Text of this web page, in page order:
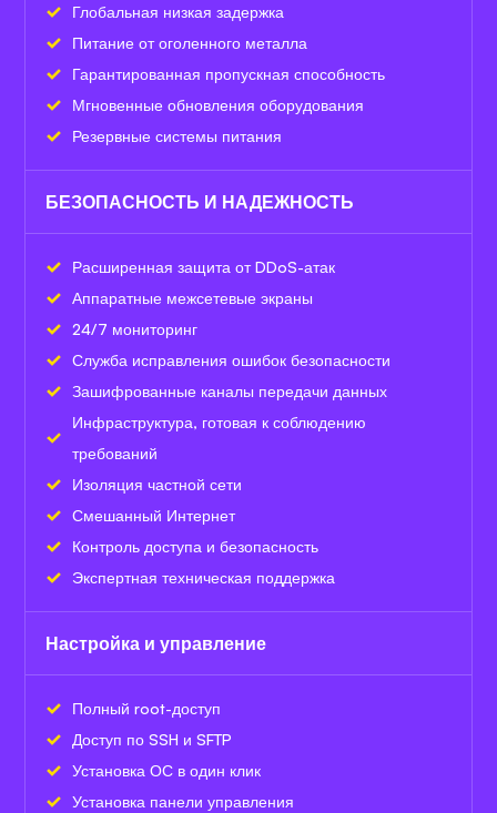
Глобальная низкая задержка
Питание от оголенного металла
Гарантированная пропускная способность
Мгновенные обновления оборудования
Резервные системы питания
БЕЗОПАСНОСТЬ И НАДЕЖНОСТЬ
Расширенная защита от DDoS-атак
Аппаратные межсетевые экраны
24/7 мониторинг
Служба исправления ошибок безопасности
Зашифрованные каналы передачи данных
Инфраструктура, готовая к соблюдению
требований
Изоляция частной сети
Смешанный Интернет
Контроль доступа и безопасность
Экспертная техническая поддержка
Настройка и управление
Полный root-доступ
Доступ по SSH и SFTP
Установка ОС в один клик
Установка панели управления